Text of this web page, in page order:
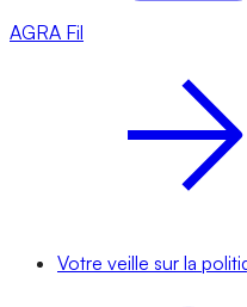
AGRA Fil
Votre veille sur la